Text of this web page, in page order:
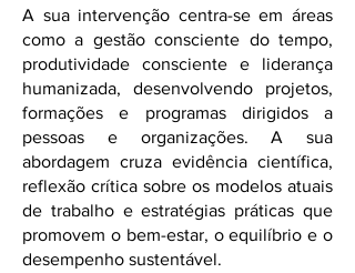
A sua intervenção centra-se em áreas
como a gestão consciente do tempo,
produtividade consciente e liderança
humanizada, desenvolvendo projetos,
formações e programas dirigidos a
pessoas e organizações. A sua
abordagem cruza evidência científica,
reflexão crítica sobre os modelos atuais
de trabalho e estratégias práticas que
promovem o bem-estar, o equilíbrio e o
desempenho sustentável.